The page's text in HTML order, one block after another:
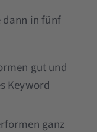
dann in fünf
gut und
Keyword
ganz